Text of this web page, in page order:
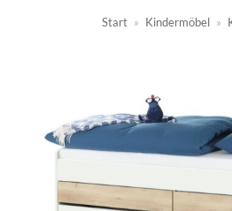
Start » Kindermöbel »